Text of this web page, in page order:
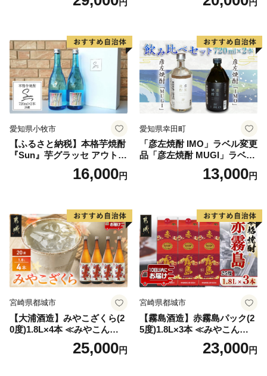
愛知県小牧市
【ふるさと納税】本格芋焼酎
『Sun』芋グラッセ アウトド
ア ソロキャンプ ベランピン
グ 巣ごもり 就労支援16,000円
愛知県幸田町
「彦左焼酎 IMO」ラベル変更
品「彦左焼酎 MUGI」ラベル
変更品 飲み比べ セット 合計
2本 720ml×各1本 25度 焼酎
13,000円
宮崎県都城市
【大浦酒造】みやこざくら(2
0度)1.8L×4本 ≪みやこんじょ
特急便≫_AD-077125,000円
宮崎県都城市
【霧島酒造】赤霧島パック(2
5度)1.8L×3本 ≪みやこんじょ
特急便≫_23-07-K03P-1800-3
23,000円